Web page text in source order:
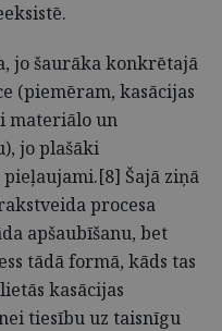
jo šaurāka konkrētajā
(piemēram, kasācijas
materiālo un
jo plašāki
Šajā ziņā
procesa
apšaubīšanu, bet
tādā formā, kāds tas
kasācijas
tiesību uz taisnīgu